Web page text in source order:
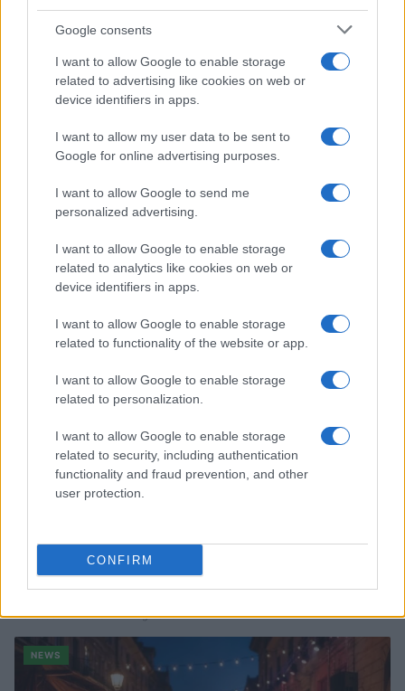
Google consents
I want to allow Google to enable storage
related to advertising like cookies on web or
device identifiers in apps.
I want to allow my user data to be sent to
Google for online advertising purposes.
I want to allow Google to send me
personalized advertising.
I want to allow Google to enable storage
related to analytics like cookies on web or
device identifiers in apps.
I want to allow Google to enable storage
related to functionality of the website or app.
I want to allow Google to enable storage
related to personalization.
I want to allow Google to enable storage
related to security, including authentication
functionality and fraud prevention, and other
user protection.
CONFIRM
CSI Bergamo: Tra Corsi, Eventi e Protezione dei Dati
Personali
Francesca Lombardi · 29 Lug 2026
Quando il gioco di squadra insegna a vivere: calcio, storia e
valore educativo
Francesca Lombardi · 27 Lug 2026
NEWS